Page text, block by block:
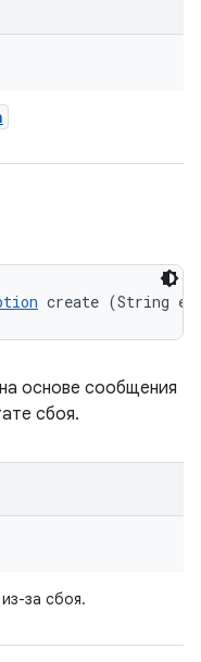
create (String
на основе сообщения
сбоя.
за сбоя.